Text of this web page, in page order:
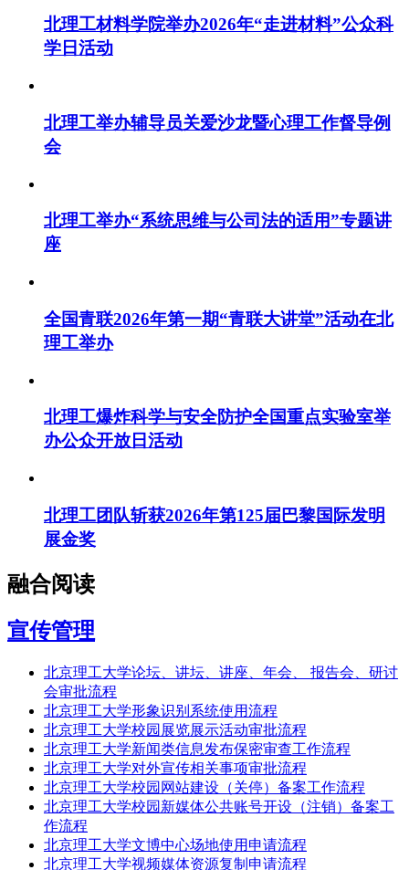
北理工材料学院举办2026年“走进材料”公众科
学日活动
北理工举办辅导员关爱沙龙暨心理工作督导例
会
北理工举办“系统思维与公司法的适用”专题讲
座
全国青联2026年第一期“青联大讲堂”活动在北
理工举办
北理工爆炸科学与安全防护全国重点实验室举
办公众开放日活动
北理工团队斩获2026年第125届巴黎国际发明
展金奖
融合阅读
宣传管理
北京理工大学论坛、讲坛、讲座、年会、 报告会、研讨
会审批流程
北京理工大学形象识别系统使用流程
北京理工大学校园展览展示活动审批流程
北京理工大学新闻类信息发布保密审查工作流程
北京理工大学对外宣传相关事项审批流程
北京理工大学校园网站建设（关停）备案工作流程
北京理工大学校园新媒体公共账号开设（注销）备案工
作流程
北京理工大学文博中心场地使用申请流程
北京理工大学视频媒体资源复制申请流程